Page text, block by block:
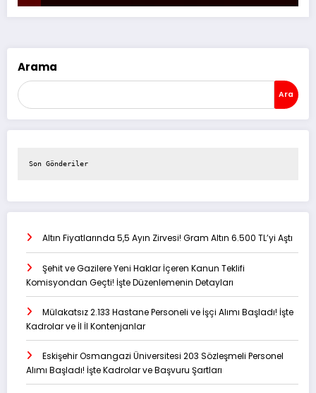
Arama
Ara
Son Gönderiler
Altın Fiyatlarında 5,5 Ayın Zirvesi! Gram Altın 6.500 TL’yi Aştı
Şehit ve Gazilere Yeni Haklar İçeren Kanun Teklifi
Komisyondan Geçti! İşte Düzenlemenin Detayları
Mülakatsız 2.133 Hastane Personeli ve İşçi Alımı Başladı! İşte
Kadrolar ve İl İl Kontenjanlar
Eskişehir Osmangazi Üniversitesi 203 Sözleşmeli Personel
Alımı Başladı! İşte Kadrolar ve Başvuru Şartları